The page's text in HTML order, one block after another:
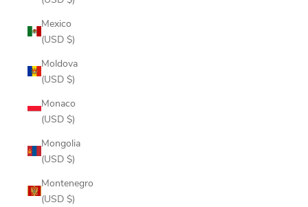
Mexico
(USD $)
Moldova
(USD $)
Monaco
(USD $)
Mongolia
(USD $)
Montenegro
(USD $)